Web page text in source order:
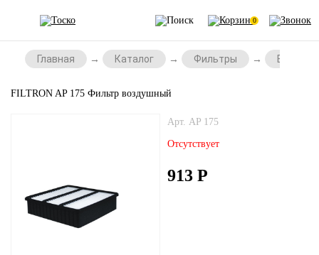
0
Главная Каталог Фильтры
FILTRON AP 175 Фильтр воздушный
Арт. AP 175
Отсутствует
913 Р